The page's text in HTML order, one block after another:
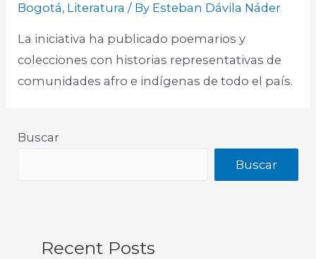
Bogotá, Literatura / By Esteban Dávila Náder
La iniciativa ha publicado poemarios y
colecciones con historias representativas de
comunidades afro e indígenas de todo el país.
Buscar
Buscar
Recent Posts